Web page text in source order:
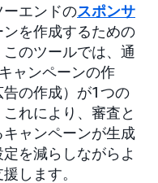
エンドのスポンサ
ンを作成するための
のツールでは、通
ャンペーンの作
の作成）が1つの
れにより、審査と
ャンペーンが生成
を減らしながらよ
します。